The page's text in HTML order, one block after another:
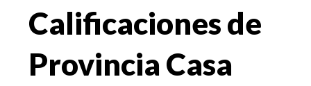
Calificaciones de
Provincia Casa